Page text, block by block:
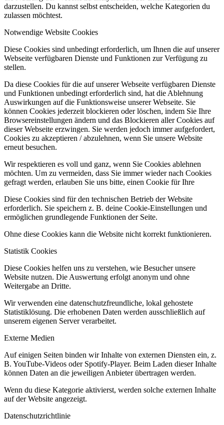
darzustellen. Du kannst selbst entscheiden, welche Kategorien du
zulassen möchtest.
Notwendige Website Cookies
Diese Cookies sind unbedingt erforderlich, um Ihnen die auf unserer
Webseite verfügbaren Dienste und Funktionen zur Verfügung zu
stellen.
Da diese Cookies für die auf unserer Webseite verfügbaren Dienste
und Funktionen unbedingt erforderlich sind, hat die Ablehnung
Auswirkungen auf die Funktionsweise unserer Webseite. Sie
können Cookies jederzeit blockieren oder löschen, indem Sie Ihre
Browsereinstellungen ändern und das Blockieren aller Cookies auf
dieser Webseite erzwingen. Sie werden jedoch immer aufgefordert,
Cookies zu akzeptieren / abzulehnen, wenn Sie unsere Website
erneut besuchen.
Wir respektieren es voll und ganz, wenn Sie Cookies ablehnen
möchten. Um zu vermeiden, dass Sie immer wieder nach Cookies
gefragt werden, erlauben Sie uns bitte, einen Cookie für Ihre
Diese Cookies sind für den technischen Betrieb der Website
erforderlich. Sie speichern z. B. deine Cookie-Einstellungen und
ermöglichen grundlegende Funktionen der Seite.
Ohne diese Cookies kann die Website nicht korrekt funktionieren.
Statistik Cookies
Diese Cookies helfen uns zu verstehen, wie Besucher unsere
Website nutzen. Die Auswertung erfolgt anonym und ohne
Weitergabe an Dritte.
Wir verwenden eine datenschutzfreundliche, lokal gehostete
Statistiklösung. Die erhobenen Daten werden ausschließlich auf
unserem eigenen Server verarbeitet.
Externe Medien
Auf einigen Seiten binden wir Inhalte von externen Diensten ein, z.
B. YouTube-Videos oder Spotify-Player. Beim Laden dieser Inhalte
können Daten an die jeweiligen Anbieter übertragen werden.
Wenn du diese Kategorie aktivierst, werden solche externen Inhalte
auf der Website angezeigt.
Datenschutzrichtlinie